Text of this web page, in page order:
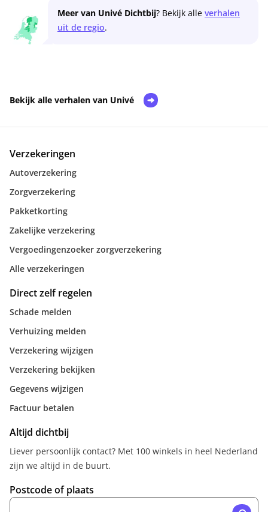
Meer van Univé Dichtbij? Bekijk alle verhalen
uit de regio.
Bekijk alle verhalen van Univé
Verzekeringen
Autoverzekering
Zorgverzekering
Pakketkorting
Zakelijke verzekering
Vergoedingenzoeker zorgverzekering
Alle verzekeringen
Direct zelf regelen
Schade melden
Verhuizing melden
Verzekering wijzigen
Verzekering bekijken
Gegevens wijzigen
Factuur betalen
Altijd dichtbij
Liever persoonlijk contact? Met 100 winkels in heel Nederland
zijn we altijd in de buurt.
Postcode of plaats